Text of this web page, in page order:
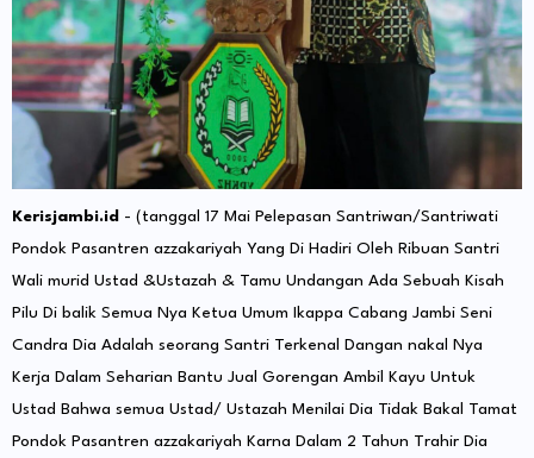
Kerisjambi.id - (tanggal 17 Mai Pelepasan Santriwan/Santriwati
Pondok Pasantren azzakariyah Yang Di Hadiri Oleh Ribuan Santri
Wali murid Ustad &Ustazah & Tamu Undangan Ada Sebuah Kisah
Pilu Di balik Semua Nya Ketua Umum Ikappa Cabang Jambi Seni
Candra Dia Adalah seorang Santri Terkenal Dangan nakal Nya
Kerja Dalam Seharian Bantu Jual Gorengan Ambil Kayu Untuk
Ustad Bahwa semua Ustad/ Ustazah Menilai Dia Tidak Bakal Tamat
Pondok Pasantren azzakariyah Karna Dalam 2 Tahun Trahir Dia